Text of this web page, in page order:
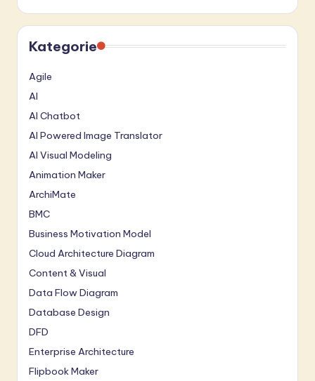
Kategorie
Agile
AI
AI Chatbot
AI Powered Image Translator
AI Visual Modeling
Animation Maker
ArchiMate
BMC
Business Motivation Model
Cloud Architecture Diagram
Content & Visual
Data Flow Diagram
Database Design
DFD
Enterprise Architecture
Flipbook Maker